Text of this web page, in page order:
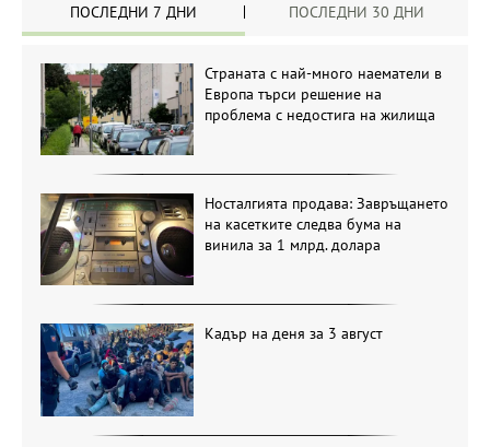
ПОСЛЕДНИ 7 ДНИ ПОСЛЕДНИ 30 ДНИ
Страната с най-много наематели в
Европа търси решение на
проблема с недостига на жилища
Носталгията продава: Завръщането
на касетките следва бума на
винила за 1 млрд. долара
Кадър на деня за 3 август